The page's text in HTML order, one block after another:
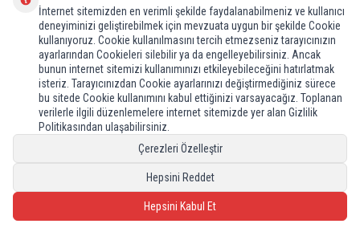
İnternet sitemizden en verimli şekilde faydalanabilmeniz ve kullanıcı
deneyiminizi geliştirebilmek için mevzuata uygun bir şekilde Cookie
kullanıyoruz. Cookie kullanılmasını tercih etmezseniz tarayıcınızın
ayarlarından Cookieleri silebilir ya da engelleyebilirsiniz. Ancak
bunun internet sitemizi kullanımınızı etkileyebileceğini hatırlatmak
isteriz. Tarayıcınızdan Cookie ayarlarınızı değiştirmediğiniz sürece
bu sitede Cookie kullanımını kabul ettiğinizi varsayacağız. Toplanan
verilerle ilgili düzenlemelere internet sitemizde yer alan Gizlilik
Politikasından ulaşabilirsiniz.
Çerezleri Özelleştir
Hepsini Reddet
Hepsini Kabul Et